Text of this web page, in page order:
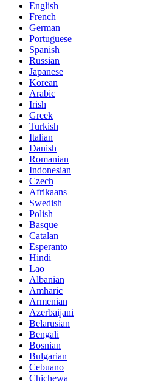
English
French
German
Portuguese
Spanish
Russian
Japanese
Korean
Arabic
Irish
Greek
Turkish
Italian
Danish
Romanian
Indonesian
Czech
Afrikaans
Swedish
Polish
Basque
Catalan
Esperanto
Hindi
Lao
Albanian
Amharic
Armenian
Azerbaijani
Belarusian
Bengali
Bosnian
Bulgarian
Cebuano
Chichewa